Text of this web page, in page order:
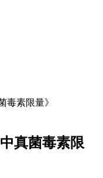
毒素限量》
真菌毒素限